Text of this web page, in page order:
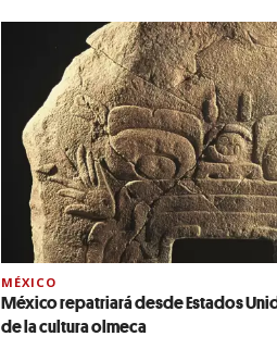
MÉXICO
México repatriará desde Estados
de la cultura olmeca